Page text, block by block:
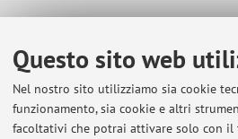
Questo sito web
Nel nostro sito utilizziamo sia cookie
funzionamento, sia cookie e altri
facoltativi che potrai attivare solo con il